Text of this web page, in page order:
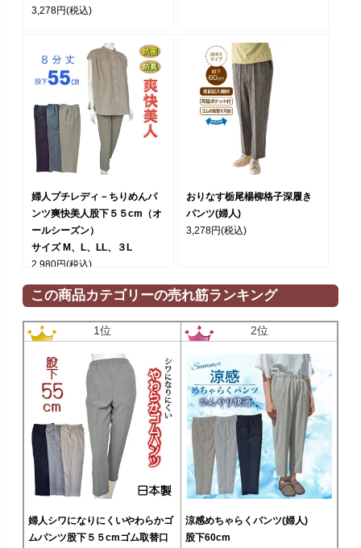
3,278円(税込)
婦人プチレディ－ちりめんパ
ンツ爽快美人股下５５cm（オ
ールシーズン）
サイズ M、L、LL、３L
2,980円(税込)
おりなす栃尾楊柳格子深履き
パンツ(婦人)
3,278円(税込)
この商品カテゴリーの売れ筋ランキング
1位
婦人シワになりにくいやわらかゴ
ムパンツ股下５５cmゴム取替口
2位
涼感めちゃらくパンツ(婦人)
股下60cm